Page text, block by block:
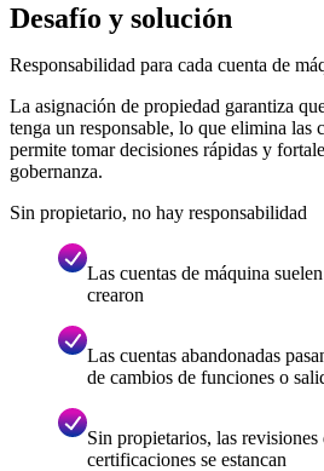
Desafío y solución
Responsabilidad para cada cuenta de
La asignación de propiedad garantiza
tenga un responsable, lo que elimina las
permite tomar decisiones rápidas y
gobernanza.
Sin propietario, no hay responsabilidad
Las cuentas de máquina
crearon
Las cuentas abandonadas
de cambios de funciones o
Sin propietarios, las revisiones
certificaciones se estancan